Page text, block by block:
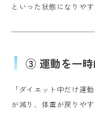
といった状態になりや
③ 運動を一時
「ダイエット中だけ運
が減り、体重が戻りやす